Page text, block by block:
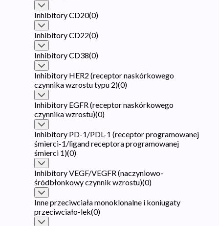
Inhibitory CD20(0)
Inhibitory CD22(0)
Inhibitory CD38(0)
Inhibitory HER2 (receptor naskórkowego
czynnika wzrostu typu 2)(0)
Inhibitory EGFR (receptor naskórkowego
czynnika wzrostu)(0)
Inhibitory PD-1/PDL-1 (receptor programowanej
śmierci-1/ligand receptora programowanej
śmierci 1)(0)
Inhibitory VEGF/VEGFR (naczyniowo-
śródbłonkowy czynnik wzrostu)(0)
Inne przeciwciała monoklonalne i koniugaty
przeciwciało-lek(0)